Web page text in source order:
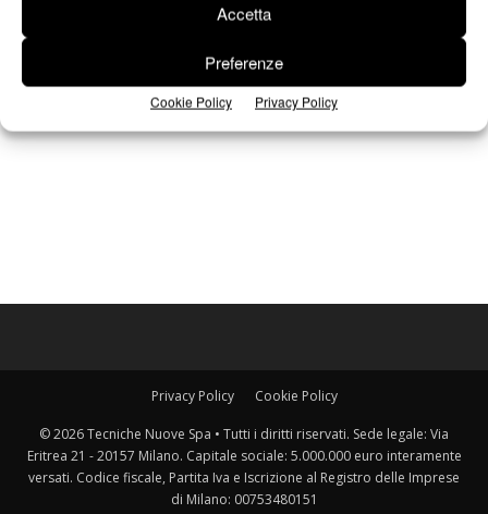
Accetta
Preferenze
Cookie Policy Privacy Policy
Privacy Policy Cookie Policy
© 2026 Tecniche Nuove Spa • Tutti i diritti riservati. Sede legale: Via
Eritrea 21 - 20157 Milano. Capitale sociale: 5.000.000 euro interamente
versati. Codice fiscale, Partita Iva e Iscrizione al Registro delle Imprese
di Milano: 00753480151